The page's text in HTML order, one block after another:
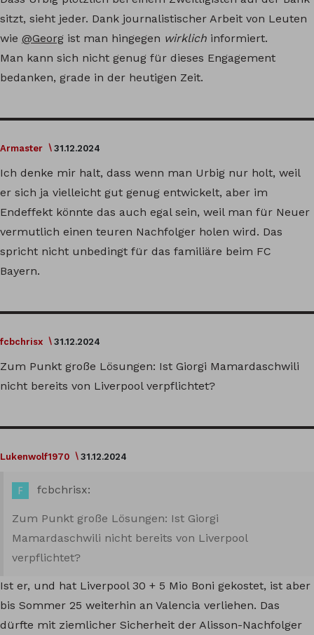
sitzt, sieht jeder. Dank journalistischer Arbeit von Leuten
wie @Georg ist man hingegen wirklich informiert.
Man kann sich nicht genug für dieses Engagement
bedanken, grade in der heutigen Zeit.
Armaster 31.12.2024
Ich denke mir halt, dass wenn man Urbig nur holt, weil
er sich ja vielleicht gut genug entwickelt, aber im
Endeffekt könnte das auch egal sein, weil man für Neuer
vermutlich einen teuren Nachfolger holen wird. Das
spricht nicht unbedingt für das familiäre beim FC
Bayern.
fcbchrisx 31.12.2024
Zum Punkt große Lösungen: Ist Giorgi Mamardaschwili
nicht bereits von Liverpool verpflichtet?
Lukenwolf1970 31.12.2024
fcbchrisx:
Zum Punkt große Lösungen: Ist Giorgi
Mamardaschwili nicht bereits von Liverpool
verpflichtet?
Ist er, und hat Liverpool 30 + 5 Mio Boni gekostet, ist aber
bis Sommer 25 weiterhin an Valencia verliehen. Das
dürfte mit ziemlicher Sicherheit der Alisson-Nachfolger